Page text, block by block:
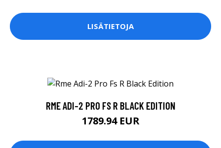
LISÄTIETOJA
RME ADI-2 PRO FS R BLACK EDITION
1789.94 EUR